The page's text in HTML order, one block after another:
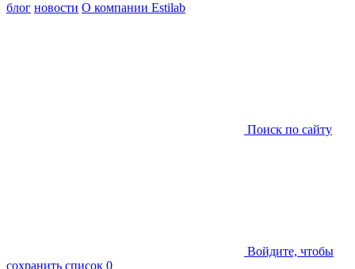
блог новости О компании Estilab
Поиск по сайту
Войдите, чтобы
сохранить список 0